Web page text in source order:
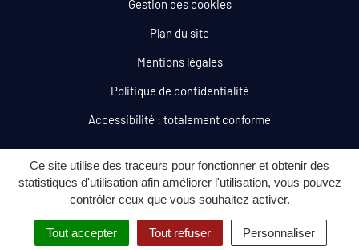
Ce site utilise des traceurs pour fonctionner et obtenir des
statistiques d'utilisation afin améliorer l'utilisation, vous pouvez
contrôler ceux que vous souhaitez activer.
Tout accepter Tout refuser Personnaliser
RECHERCHE
Gestion des cookies
Plan du site
Mentions légales
Politique de confidentialité
Accessibilité : totalement conforme